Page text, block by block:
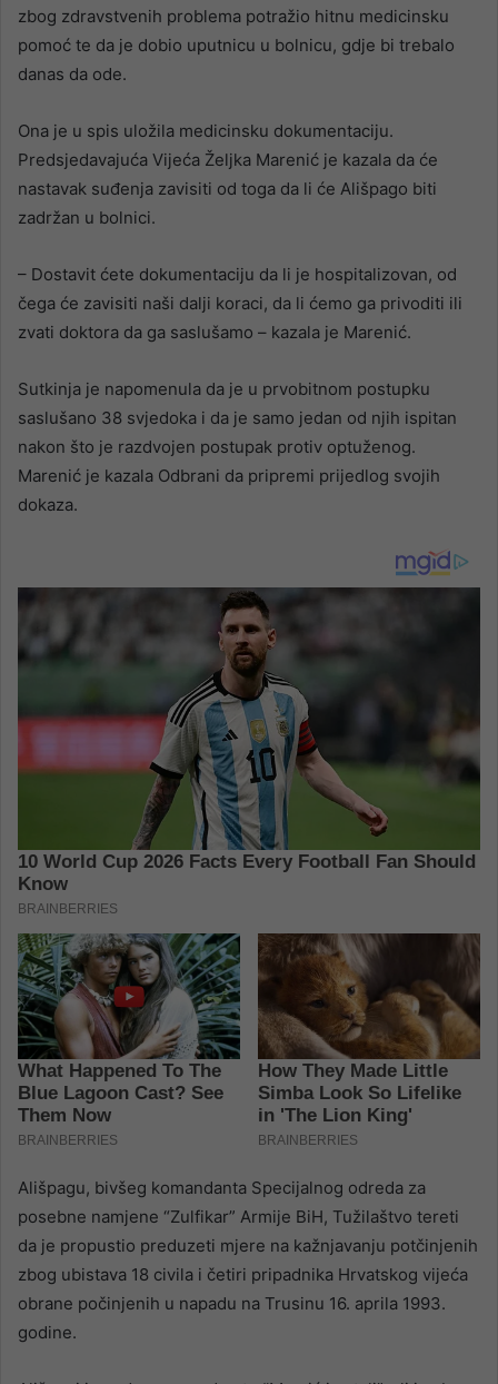
zbog zdravstvenih problema potražio hitnu medicinsku
pomoć te da je dobio uputnicu u bolnicu, gdje bi trebalo
danas da ode.
Ona je u spis uložila medicinsku dokumentaciju.
Predsjedavajuća Vijeća Željka Marenić je kazala da će
nastavak suđenja zavisiti od toga da li će Ališpago biti
zadržan u bolnici.
– Dostavit ćete dokumentaciju da li je hospitalizovan, od
čega će zavisiti naši dalji koraci, da li ćemo ga privoditi ili
zvati doktora da ga saslušamo – kazala je Marenić.
Sutkinja je napomenula da je u prvobitnom postupku
saslušano 38 svjedoka i da je samo jedan od njih ispitan
nakon što je razdvojen postupak protiv optuženog.
Marenić je kazala Odbrani da pripremi prijedlog svojih
dokaza.
Ališpagu, bivšeg komandanta Specijalnog odreda za
posebne namjene “Zulfikar” Armije BiH, Tužilaštvo tereti
da je propustio preduzeti mjere na kažnjavanju potčinjenih
zbog ubistava 18 civila i četiri pripadnika Hrvatskog vijeća
obrane počinjenih u napadu na Trusinu 16. aprila 1993.
godine.